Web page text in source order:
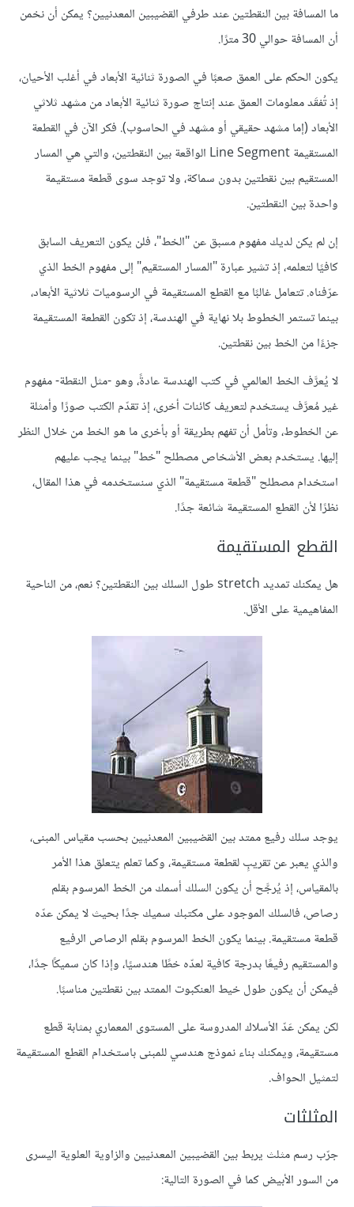
ما المسافة بين النقطتين عند طرفي القضيبين المعدنيين؟ يمكن أن نخمن
أن المسافة حوالي 30 مترًا.
يكون الحكم على العمق صعبًا في الصورة ثنائية الأبعاد في أغلب الأحيان،
إذ تُفقَد معلومات العمق عند إنتاج صورة ثنائية الأبعاد من مشهد ثلاثي
الأبعاد (إما مشهد حقيقي أو مشهد في الحاسوب). فكر الآن في القطعة
المستقيمة Line Segment الواقعة بين النقطتين، والتي هي المسار
المستقيم بين نقطتين بدون سماكة، ولا توجد سوى قطعة مستقيمة
واحدة بين النقطتين.
إن لم يكن لديك مفهوم مسبق عن "الخط"، فلن يكون التعريف السابق
كافيًا لتعلمه، إذ تشير عبارة "المسار المستقيم" إلى مفهوم الخط الذي
عرّفناه. تتعامل غالبًا مع القطع المستقيمة في الرسوميات ثلاثية الأبعاد،
بينما تستمر الخطوط بلا نهاية في الهندسة، إذ تكون القطعة المستقيمة
جزءًا من الخط بين نقطتين.
لا يُعرَّف الخط العالمي في كتب الهندسة عادةً، وهو -مثل النقطة- مفهوم
غير مُعرَّف يستخدم لتعريف كائنات أخرى، إذ تقدّم الكتب صورًا وأمثلة
عن الخطوط، وتأمل أن تفهم بطريقة أو بأخرى ما هو الخط من خلال النظر
إليها. يستخدم بعض الأشخاص مصطلح "خط" بينما يجب عليهم
استخدام مصطلح "قطعة مستقيمة" الذي سنستخدمه في هذا المقال،
نظرًا لأن القطع المستقيمة شائعة جدًا.
القطع المستقيمة
هل يمكنك تمديد stretch طول السلك بين النقطتين؟ نعم، من الناحية
المفاهيمية على الأقل.
يوجد سلك رفيع ممتد بين القضيبين المعدنيين بحسب مقياس المبنى،
والذي يعبر عن تقريبٍ لقطعة مستقيمة، وكما تعلم يتعلق هذا الأمر
بالمقياس، إذ يُرجَّح أن يكون السلك أسمك من الخط المرسوم بقلم
رصاص، فالسلك الموجود على مكتبك سميك جدًا بحيث لا يمكن عدّه
قطعة مستقيمة. بينما يكون الخط المرسوم بقلم الرصاص الرفيع
والمستقيم رفيعًا بدرجة كافية لعدّه خطًا هندسيًا، وإذا كان سميكًا جدًا،
فيمكن أن يكون طول خيط العنكبوت الممتد بين نقطتين مناسبًا.
لكن يمكن عَدّ الأسلاك المدروسة على المستوى المعماري بمثابة قطع
مستقيمة، ويمكنك بناء نموذج هندسي للمبنى باستخدام القطع المستقيمة
لتمثيل الحواف.
المثلثات
جرّب رسم مثلث يربط بين القضيبين المعدنيين والزاوية العلوية اليسرى
من السور الأبيض كما في الصورة التالية: